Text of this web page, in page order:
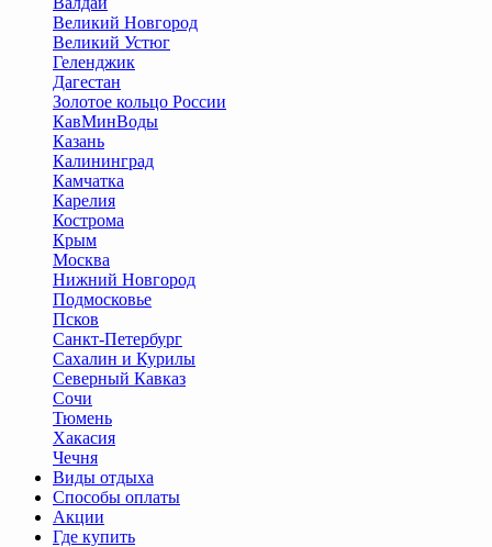
Великий Новгород
Великий Устюг
Геленджик
Дагестан
Золотое кольцо России
КавМинВоды
Казань
Калининград
Камчатка
Карелия
Кострома
Крым
Москва
Нижний Новгород
Подмосковье
Псков
Санкт-Петербург
Сахалин и Курилы
Северный Кавказ
Сочи
Тюмень
Хакасия
Чечня
Виды отдыха
Способы оплаты
Акции
Где купить